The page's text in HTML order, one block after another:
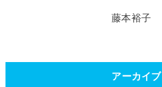
藤本裕子
アーカイブ